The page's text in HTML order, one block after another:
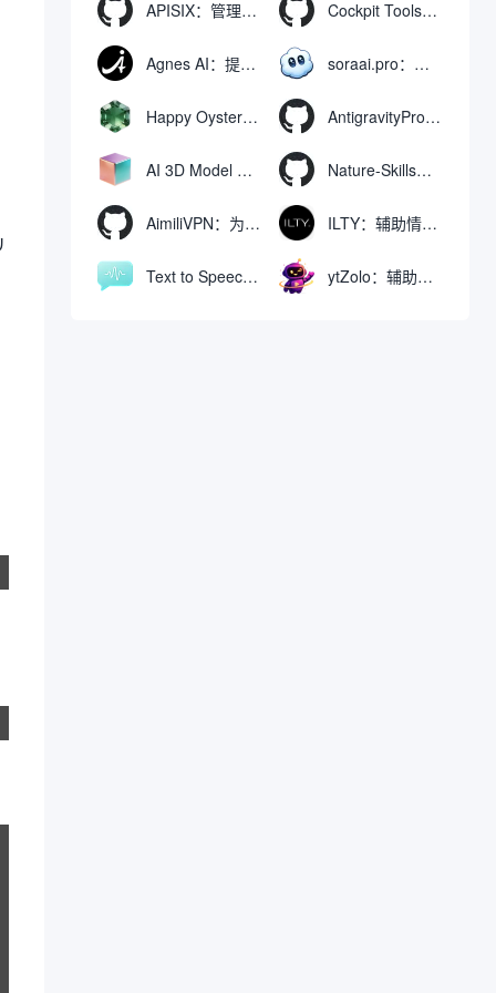
APISIX：管理和代理API及大模型流量的高性能网关 Cockpit Tools：管理多个AI编程IDE账号与配置多开独立实例的本地桌面应用
Agnes AI：提供全模态模型免费API、支持图文视频生成与复杂工程执行的智能体平台 soraai.pro：支持多模型文字转视频和图像生成的在线创作工具
Happy Oyster AI：生成可交互式3D虚拟世界与视频的大模型 AntigravityProxyLauncher：免TUN全局代理使用Antigravity IDE
AI 3D Model Generator：通过文本和图像快速生成3D模型的在线工具 Nature-Skills：辅助撰写学术论文和绘制科研图表的智能体插件
AimiliVPN：为Linux提供纯净出站家庭IP的VPN代理网关 ILTY：辅助情绪疏导与提供行动建议的AI陪伴工具
Text to Speech AI：支持多说话人与情感控制的文字转语音工具 ytZolo：辅助创建和优化YouTube视频内容的生成工具